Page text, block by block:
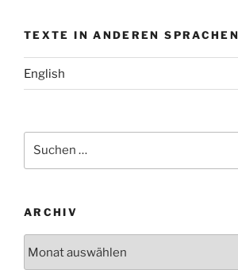
TEXTE IN ANDEREN SPRACHEN
English
nach:
ARCHIV